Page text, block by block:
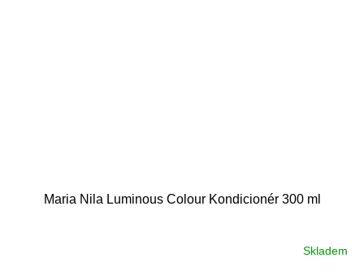
Maria Nila Luminous Colour Kondicionér 300 ml
Skladem